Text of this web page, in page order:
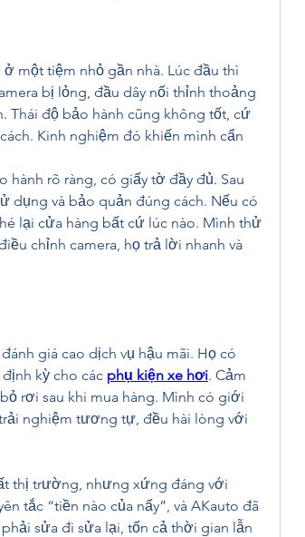
một tiệm nhỏ gần nhà. Lúc đầu thì
bị lỏng, đầu dây nối thỉnh thoảng
Thái độ bảo hành cũng không tốt, cứ
Kinh nghiệm đó khiến mình cẩn
hành rõ ràng, có giấy tờ đầy đủ. Sau
dụng và bảo quản đúng cách. Nếu có
lại cửa hàng bất cứ lúc nào. Mình thử
chỉnh camera, họ trả lời nhanh và
giá cao dịch vụ hậu mãi. Họ có
kỳ cho các phụ kiện xe hơi. Cảm
rơi sau khi mua hàng. Mình có giới
nghiệm tương tự, đều hài lòng với
thị trường, nhưng xứng đáng với
tắc “tiền nào của nấy”, và AKauto đã
sửa đi sửa lại, tốn cả thời gian lẫn